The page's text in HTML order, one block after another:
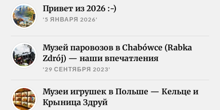
Привет из 2026 :-)
'5 ЯНВАРЯ 2026'
Музей паровозов в Chabówce (Rabka
Zdrój) — наши впечатления
'29 СЕНТЯБРЯ 2023'
Музеи игрушек в Польше — Кельце и
Крыница Здруй